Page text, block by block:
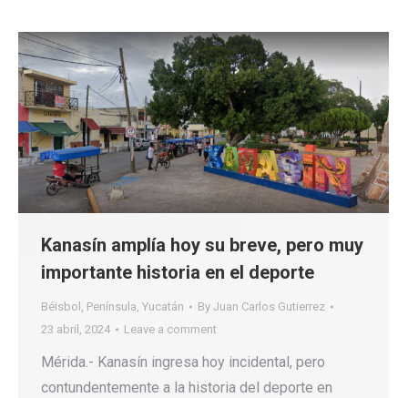
Kanasín amplía hoy su breve, pero muy
importante historia en el deporte
Béisbol , Península, Yucatán By Juan Carlos Gutierrez
23 abril, 2024
Leave a comment
Mérida.- Kanasín ingresa hoy incidental, pero
contundentemente a la historia del deporte en